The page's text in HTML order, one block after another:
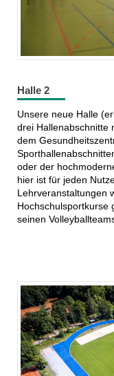
Halle 2
Unsere neue Halle
drei Hallenabschnitte
dem
oder der
hier ist für jeden
Lehrveranstaltungen
Hochschulsportkurse
seinen